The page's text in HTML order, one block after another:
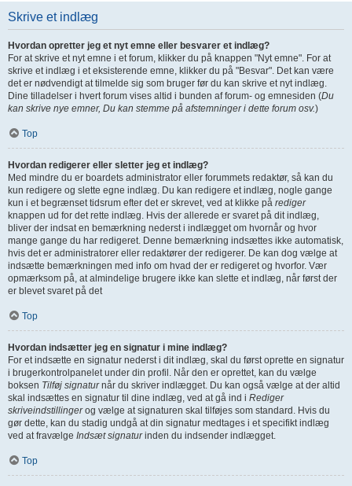
Skrive et indlæg
Hvordan opretter jeg et nyt emne eller besvarer et indlæg?
For at skrive et nyt emne i et forum, klikker du på knappen "Nyt emne". For at
skrive et indlæg i et eksisterende emne, klikker du på "Besvar". Det kan være
det er nødvendigt at tilmelde sig som bruger før du kan skrive et nyt indlæg.
Dine tilladelser i hvert forum vises altid i bunden af forum- og emnesiden (Du
kan skrive nye emner, Du kan stemme på afstemninger i dette forum osv.)
Top
Hvordan redigerer eller sletter jeg et indlæg?
Med mindre du er boardets administrator eller forummets redaktør, så kan du
kun redigere og slette egne indlæg. Du kan redigere et indlæg, nogle gange
kun i et begrænset tidsrum efter det er skrevet, ved at klikke på rediger
knappen ud for det rette indlæg. Hvis der allerede er svaret på dit indlæg,
bliver der indsat en bemærkning nederst i indlægget om hvornår og hvor
mange gange du har redigeret. Denne bemærkning indsættes ikke automatisk,
hvis det er administratorer eller redaktører der redigerer. De kan dog vælge at
indsætte bemærkningen med info om hvad der er redigeret og hvorfor. Vær
opmærksom på, at almindelige brugere ikke kan slette et indlæg, når først der
er blevet svaret på det
Top
Hvordan indsætter jeg en signatur i mine indlæg?
For et indsætte en signatur nederst i dit indlæg, skal du først oprette en signatur
i brugerkontrolpanelet under din profil. Når den er oprettet, kan du vælge
boksen Tilføj signaturnår du skriver indlægget. Du kan også vælge at der altid
skal indsættes en signatur til dine indlæg, ved at gå ind i Rediger
skriveindstillingerog vælge at signaturen skal tilføjes som standard. Hvis du
gør dette, kan du stadig undgå at din signatur medtages i et specifikt indlæg
ved at fravælge Indsæt signaturinden du indsender indlægget.
Top